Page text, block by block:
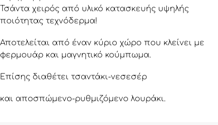
Τσάντα χειρός από υλικό κατασκευής υψηλής
ποιότητας τεχνόδερμα!
Αποτελείται από έναν κύριο χώρο που κλείνει με
φερμουάρ και μαγνητικό κούμπωμα.
Επίσης διαθέτει τσαντάκι-νεσεσέρ
και αποσπώμενο-ρυθμιζόμενο λουράκι.